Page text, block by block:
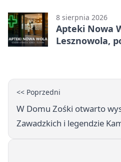
8 sierpnia 2026
Apteki Nowa
Lesznowola,
<< Poprzedni
W Domu Zośki otwarto
Zawadzkich i legendzie